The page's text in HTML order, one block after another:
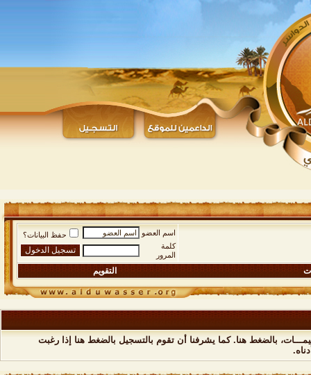
اسم العضو
حفظ البيانات؟
كلمة
المرور
التقويم
بالضغط هنا. كما يشرفنا أن تقوم بالتسجيل بالضغط هنا إذا رغبت